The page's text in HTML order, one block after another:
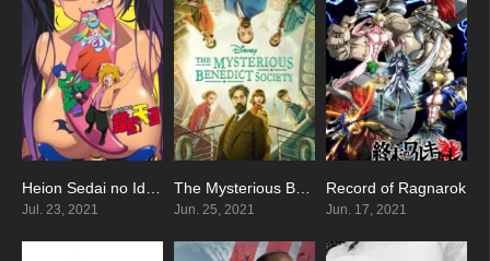
8.167Heion Sedai no Idaten-tachi
Jul. 23, 2021
7.7
The Mysterious Benedict Society
Jun. 25, 2021
8.626
Record of Ragnarok
Jun. 17, 2021